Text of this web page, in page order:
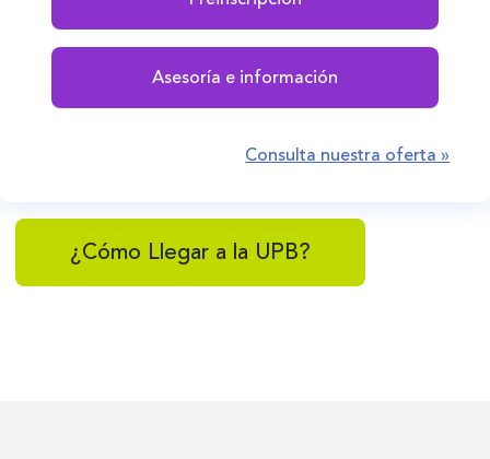
Asesoría e información
Consulta nuestra oferta »
¿Cómo Llegar a la UPB?